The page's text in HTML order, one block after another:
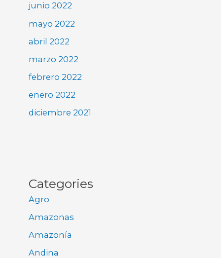
junio 2022
mayo 2022
abril 2022
marzo 2022
febrero 2022
enero 2022
diciembre 2021
Categories
Agro
Amazonas
Amazonía
Andina